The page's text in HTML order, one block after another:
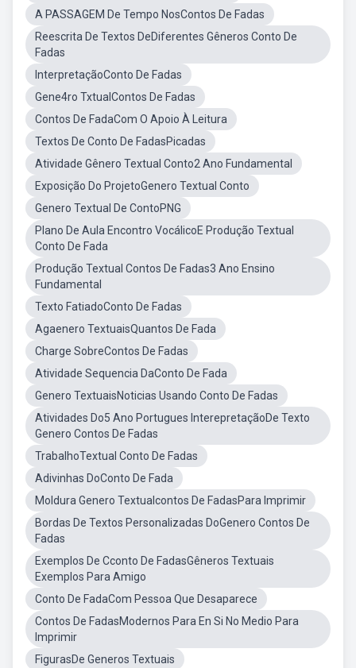
A PASSAGEM De Tempo NosContos De Fadas
Reescrita De Textos DeDiferentes Gêneros Conto De
Fadas
InterpretaçãoConto De Fadas
Gene4ro TxtualContos De Fadas
Contos De FadaCom O Apoio À Leitura
Textos De Conto De FadasPicadas
Atividade Gênero Textual Conto2 Ano Fundamental
Exposição Do ProjetoGenero Textual Conto
Genero Textual De ContoPNG
Plano De Aula Encontro VocálicoE Produção Textual
Conto De Fada
Produção Textual Contos De Fadas3 Ano Ensino
Fundamental
Texto FatiadoConto De Fadas
Agaenero TextuaisQuantos De Fada
Charge SobreContos De Fadas
Atividade Sequencia DaConto De Fada
Genero TextuaisNoticias Usando Conto De Fadas
Atividades Do5 Ano Portugues InterepretaçãoDe Texto
Genero Contos De Fadas
TrabalhoTextual Conto De Fadas
Adivinhas DoConto De Fada
Moldura Genero Textualcontos De FadasPara Imprimir
Bordas De Textos Personalizadas DoGenero Contos De
Fadas
Exemplos De Cconto De FadasGêneros Textuais
Exemplos Para Amigo
Conto De FadaCom Pessoa Que Desaparece
Contos De FadasModernos Para En Si No Medio Para
Imprimir
FigurasDe Generos Textuais